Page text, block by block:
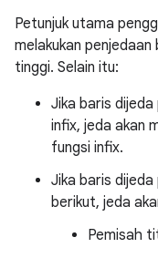
Petunjuk utama
melakukan
tinggi. Selain itu:
Jika baris
infix, jeda akan
fungsi infix.
Jika baris
berikut, jeda
Pemisah